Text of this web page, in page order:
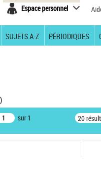
Espace personnel
SUJETS A-Z PÉRIODIQUES
)
sur 1 20